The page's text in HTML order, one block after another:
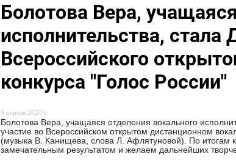
Болотова Вера,
исполнительства,
Всероссийского
конкурса "Голос России"
9 апреля 2020 г.
Болотова Вера, учащаяся отделения вокального
участие во Всероссийском открытом дистанционном
(музыка В. Канищева, слова Л. Афлятуновой). По итогам
замечательным результатом и желаем дальнейших